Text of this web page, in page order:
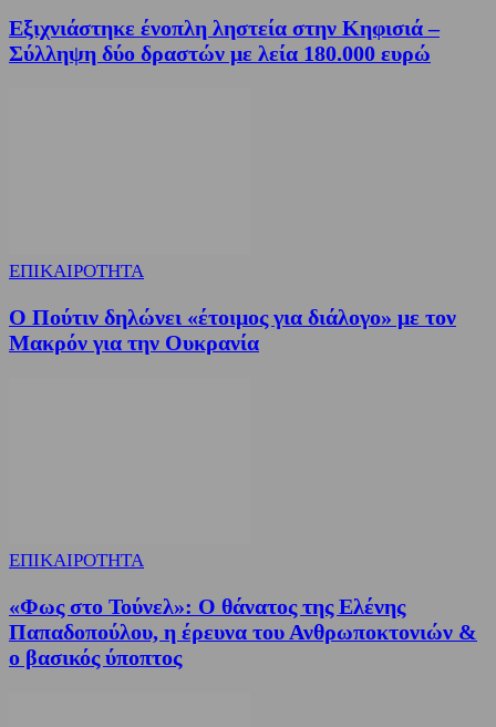
Εξιχνιάστηκε ένοπλη ληστεία στην Κηφισιά –
Σύλληψη δύο δραστών με λεία 180.000 ευρώ
ΕΠΙΚΑΙΡΟΤΗΤΑ
Ο Πούτιν δηλώνει «έτοιμος για διάλογο» με τον
Μακρόν για την Ουκρανία
ΕΠΙΚΑΙΡΟΤΗΤΑ
«Φως στο Τούνελ»: Ο θάνατος της Ελένης
Παπαδοπούλου, η έρευνα του Ανθρωποκτονιών &
ο βασικός ύποπτος